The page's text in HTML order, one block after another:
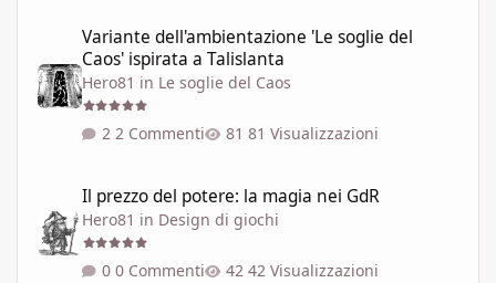
Variante dell'ambientazione 'Le soglie del
Caos' ispirata a Talislanta
Hero81 in Le soglie del Caos
2 Commenti 81 Visualizzazioni
Il prezzo del potere: la magia nei GdR
Hero81 in Design di giochi
0 Commenti 42 Visualizzazioni